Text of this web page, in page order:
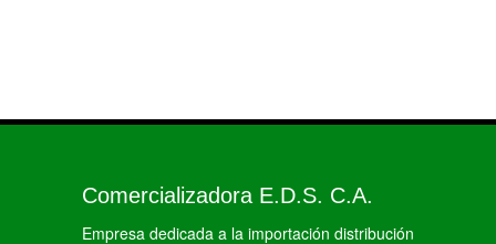
Comercializadora E.D.S. C.A.
Empresa dedicada a la importación distribución